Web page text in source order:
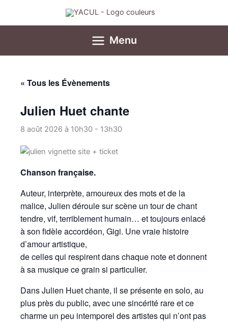
Menu
« Tous les Évènements
Julien Huet chante
8 août 2026 à 10h30 - 13h30
Chanson française.
Auteur, interprète, amoureux des mots et de la
malice, Julien déroule sur scène un tour de chant
tendre, vif, terriblement humain… et toujours enlacé
à son fidèle accordéon, Gigi. Une vraie histoire
d’amour artistique,
de celles qui respirent dans chaque note et donnent
à sa musique ce grain si particulier.
Dans Julien Huet chante, il se présente en solo, au
plus près du public, avec une sincérité rare et ce
charme un peu intemporel des artistes qui n’ont pas